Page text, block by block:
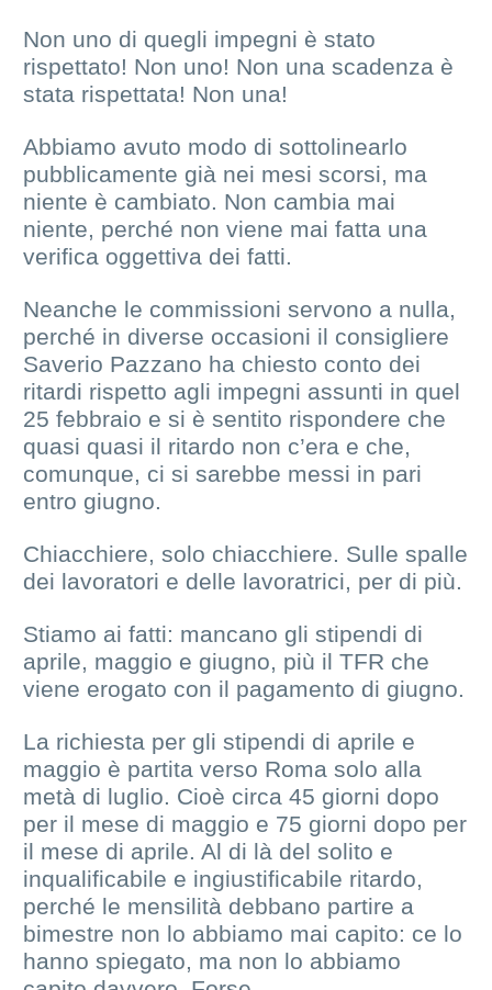
Non uno di quegli impegni è stato
rispettato! Non uno! Non una scadenza è
stata rispettata! Non una!
Abbiamo avuto modo di sottolinearlo
pubblicamente già nei mesi scorsi, ma
niente è cambiato. Non cambia mai
niente, perché non viene mai fatta una
verifica oggettiva dei fatti.
Neanche le commissioni servono a nulla,
perché in diverse occasioni il consigliere
Saverio Pazzano ha chiesto conto dei
ritardi rispetto agli impegni assunti in quel
25 febbraio e si è sentito rispondere che
quasi quasi il ritardo non c’era e che,
comunque, ci si sarebbe messi in pari
entro giugno.
Chiacchiere, solo chiacchiere. Sulle spalle
dei lavoratori e delle lavoratrici, per di più.
Stiamo ai fatti: mancano gli stipendi di
aprile, maggio e giugno, più il TFR che
viene erogato con il pagamento di giugno.
La richiesta per gli stipendi di aprile e
maggio è partita verso Roma solo alla
metà di luglio. Cioè circa 45 giorni dopo
per il mese di maggio e 75 giorni dopo per
il mese di aprile. Al di là del solito e
inqualificabile e ingiustificabile ritardo,
perché le mensilità debbano partire a
bimestre non lo abbiamo mai capito: ce lo
hanno spiegato, ma non lo abbiamo